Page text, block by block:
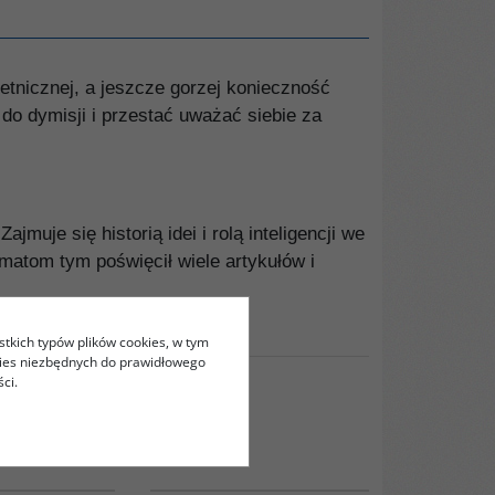
a jeszcze gorzej konieczność
dymisji i przestać uważać siebie za
się historią idei i rolą inteligencji we
tym poświęcił wiele artykułów i
typów plików cookies, w tym
niezbędnych do prawidłowego